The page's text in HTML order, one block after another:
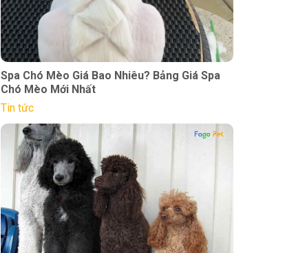
Spa Chó Mèo Giá Bao Nhiêu? Bảng Giá Spa
Chó Mèo Mới Nhất
Tin tức